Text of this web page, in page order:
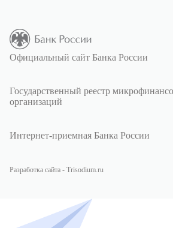
Официальный сайт Банка России
Государственный реестр
организаций
Интернет-приемная Банка России
Разработка сайта - Trisodium.ru